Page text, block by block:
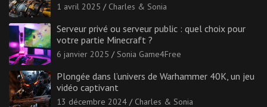
1 avril 2025 Charles & Sonia
Serveur privé ou serveur public : quel choix pour
votre partie Minecraft ?
6 janvier 2025 Sonia Game4Free
Plongée dans l’univers de Warhammer 40K, un jeu
vidéo captivant
13 décembre 2024 Charles & Sonia